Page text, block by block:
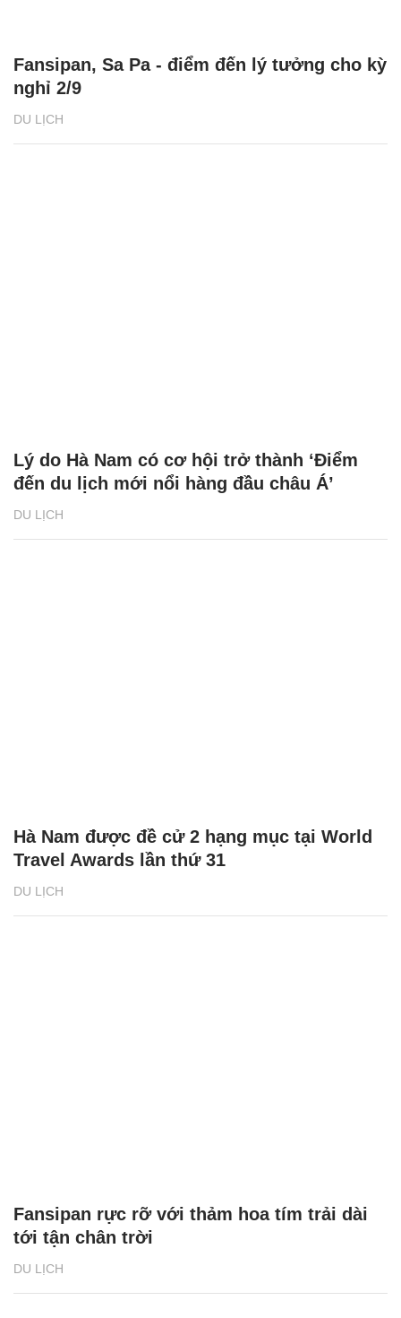
DU LỊCH
Fansipan, Sa Pa - điểm đến lý tưởng cho kỳ
nghỉ 2/9
DU LỊCH
Lý do Hà Nam có cơ hội trở thành ‘Điểm
đến du lịch mới nổi hàng đầu châu Á’
DU LỊCH
Hà Nam được đề cử 2 hạng mục tại World
Travel Awards lần thứ 31
DU LỊCH
Fansipan rực rỡ với thảm hoa tím trải dài
tới tận chân trời